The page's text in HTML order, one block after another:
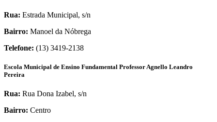
Rua: Estrada Municipal, s/n
Bairro: Manoel da Nóbrega
Telefone: (13) 3419-2138
Escola Municipal de Ensino Fundamental Professor Agnello Leandro
Pereira
Rua: Rua Dona Izabel, s/n
Bairro: Centro